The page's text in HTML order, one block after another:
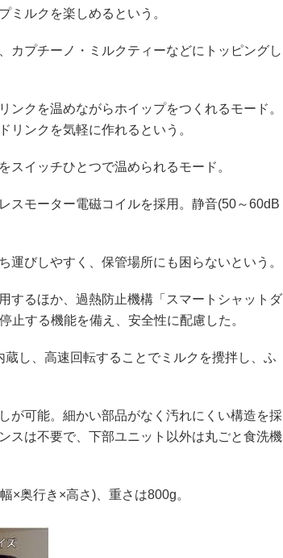
ミルクを楽しめるという。
カプチーノ・ミルクティーなどにトッピングし
ンクを温めながらホイップをつくれるモード。
リンクを気軽に作れるという。
スイッチひとつで温められるモード。
スモーター電磁コイルを採用。静音(50～60dB
運びしやすく、保管場所にも困らないという。
するほか、過熱防止機構「スマートシャットダ
止する機能を備え、安全性に配慮した。
し、高速回転することでミルクを攪拌し、ふ
が可能。細かい部品がなく汚れにくい構造を採
スは不要で、下部ユニット以外は丸ごと食洗機
×奥行き×高さ)、重さは800g。